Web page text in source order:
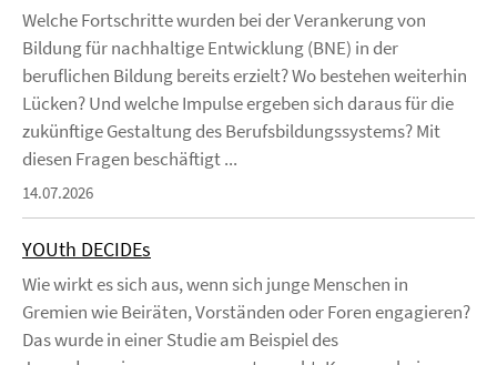
Welche Fortschritte wurden bei der Verankerung von
Bildung für nachhaltige Entwicklung (BNE) in der
beruflichen Bildung bereits erzielt? Wo bestehen weiterhin
Lücken? Und welche Impulse ergeben sich daraus für die
zukünftige Gestaltung des Berufsbildungssystems? Mit
diesen Fragen beschäftigt ...
14.07.2026
YOUth DECIDEs
Wie wirkt es sich aus, wenn sich junge Menschen in
Gremien wie Beiräten, Vorständen oder Foren engagieren?
Das wurde in einer Studie am Beispiel des